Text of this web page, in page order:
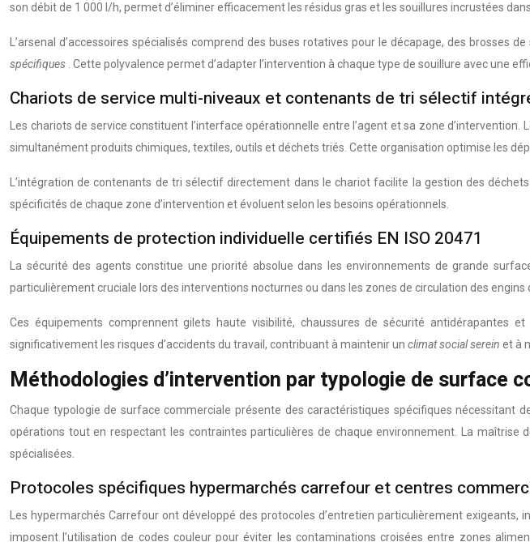
son débit de 1 000 l/h, permet d’éliminer efficacement les résidus gras et les souillures incrustées
L’arsenal d’accessoires spécialisés comprend des buses rotatives pour le décapage, des
spécifiques . Cette polyvalence permet d’adapter l’intervention à chaque type de souillure avec une
Chariots de service multi-niveaux et contenants de tri sélectif
Les chariots de service constituent l’interface opérationnelle entre l’agent et sa zone
simultanément produits chimiques, textiles, outils et déchets triés. Cette organisation optimise les
L’intégration de contenants de tri sélectif directement dans le chariot facilite la gestion des
spécificités de chaque zone d’intervention et évoluent selon les besoins opérationnels.
Équipements de protection individuelle certifiés EN ISO 20471
La sécurité des agents constitue une priorité absolue dans les environnements de grande
particulièrement cruciale lors des interventions nocturnes ou dans les zones de circulation des engins
Ces équipements comprennent gilets haute visibilité, chaussures de sécurité
significativement les risques d’accidents du travail, contribuant à maintenir un climat social serein et à
Méthodologies d’intervention par typologie de surface
Chaque typologie de surface commerciale présente des caractéristiques spécifiques nécessitant
opérations tout en respectant les contraintes particulières de chaque environnement. La
spécialisées.
Protocoles spécifiques hypermarchés carrefour et centres
Les hypermarchés Carrefour ont développé des protocoles d’entretien particulièrement exigeants,
imposent l’utilisation de codes couleur pour éviter les contaminations croisées entre zones